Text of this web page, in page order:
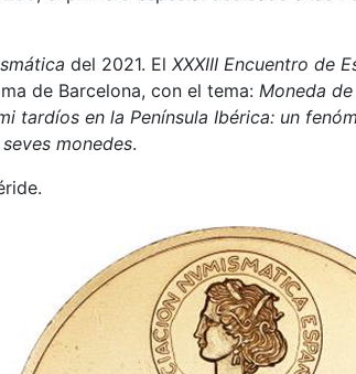
del 2021. El XXXIII Encuentro de
de Barcelona, con el tema: Moneda
tardíos en la Península Ibérica: un
monedes.